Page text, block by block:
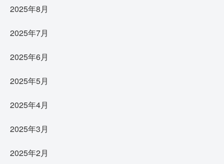
2025年8月
2025年7月
2025年6月
2025年5月
2025年4月
2025年3月
2025年2月